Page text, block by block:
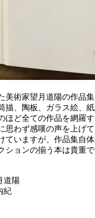
美術家望月道陽の作品集
描、陶板、ガラス絵、
ほど全ての作品を網羅す
思わず感嘆の声を上げて
ていますが、作品集自
ションの揃う本は貴重で
道陽
紀